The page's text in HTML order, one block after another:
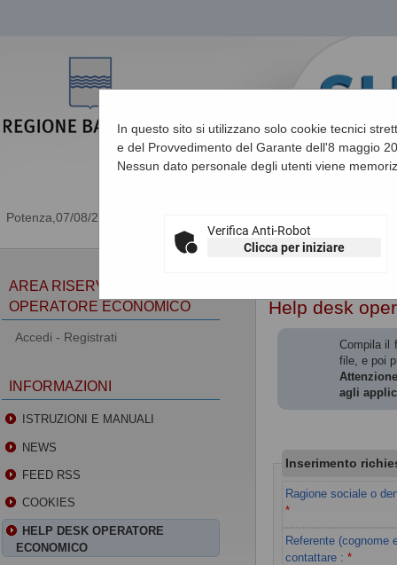
07/08/2026 21:26
Sei qui: Home»
In questo sito si utilizzano solo cookie tecnici
e del Provvedimento del Garante dell'8 maggio
Nessun dato personale degli utenti viene
Verifica Anti-Robot
Clicca per iniziare
Help desk
Compila il
file, e poi
agli
Inserimento
Ragione sociale o
*
Referente (cognome
contattare :*
AREA RISERVATA
OPERATORE ECONOMICO
Accedi - Registrati
INFORMAZIONI
ISTRUZIONI E MANUALI
NEWS
FEED RSS
COOKIES
HELP DESK OPERATORE
ECONOMICO